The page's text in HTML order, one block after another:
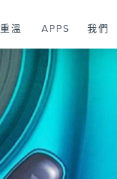
重溫 APPS 我們